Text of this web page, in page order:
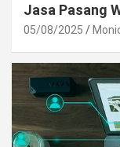
Jasa Pasang
05/08/2025